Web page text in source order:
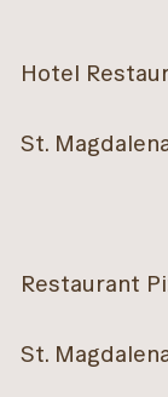
Hotel
St.
Restaurant
St.